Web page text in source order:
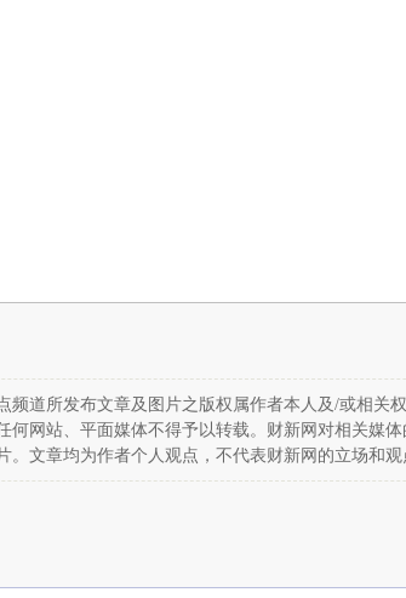
频道所发布文章及图片之版权属作者本人及/或相关
何网站、平面媒体不得予以转载。财新网对相关媒
。文章均为作者个人观点，不代表财新网的立场和观